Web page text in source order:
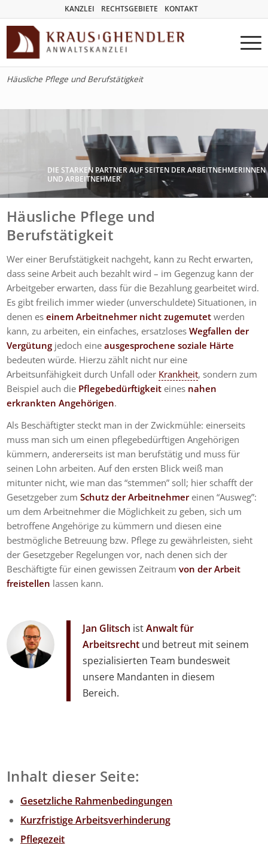
KANZLEI RECHTSGEBIETE KONTAKT
Häusliche Pflege und Berufstätigkeit
DIE STARKEN PARTNER AUF SEITEN DER ARBEITNEHMERINNEN
UND ARBEITNEHMER
Häusliche Pflege und
Berufstätigkeit
Wer einer Berufstätigkeit nachgeht, kann zu Recht erwarten,
dass seine Arbeit auch bezahlt wird – im Gegenzug kann der
Arbeitgeber erwarten, dass für die Bezahlung gearbeitet wird.
Es gibt freilich immer wieder (unverschuldete) Situationen, in
denen eseinem Arbeitnehmer nicht zugemutet werden
kann, zu arbeiten, ein einfaches, ersatzlosesWegfallen der
Vergütung jedoch eineausgesprochene soziale Härte
bedeuten würde. Hierzu zählt nicht nur eine
Arbeitsunfähigkeit durch Unfall oder Krankheit, sondern zum
Beispiel auch die Pflegebedürftigkeit eines nahen
erkrankten Angehörigen.
Als Beschäftigter steckt man in der Zwickmühle: einerseits
muss man sich um einen pflegebedürftigen Angehörigen
kümmern, andererseits ist man berufstätig und muss für
seinen Lohn arbeiten. Auf den ersten Blick weiß man
mitunter nicht, wie man das “stemmen” soll; hier schafft der
Gesetzgeber zumSchutz der Arbeitnehmereinen “Ausweg”:
um dem Arbeitnehmer die Möglichkeit zu geben, sich um
betroffene Angehörige zu kümmern und diesen eine
bestmögliche Betreuung bzw. Pflege zu gewährleisten, sieht
der Gesetzgeber Regelungen vor, nach denen sich der
Beschäftigte für einen gewissen Zeitraumvon der Arbeit
freistellen lassen kann.
Jan Glitsch istAnwalt für
Arbeitsrecht und betreut mit seinem
spezialisierten Team bundesweit
unsere Mandanten in diesem
Bereich.
Inhalt dieser Seite:
Gesetzliche Rahmenbedingungen
Kurzfristige Arbeitsverhinderung
Pflegezeit